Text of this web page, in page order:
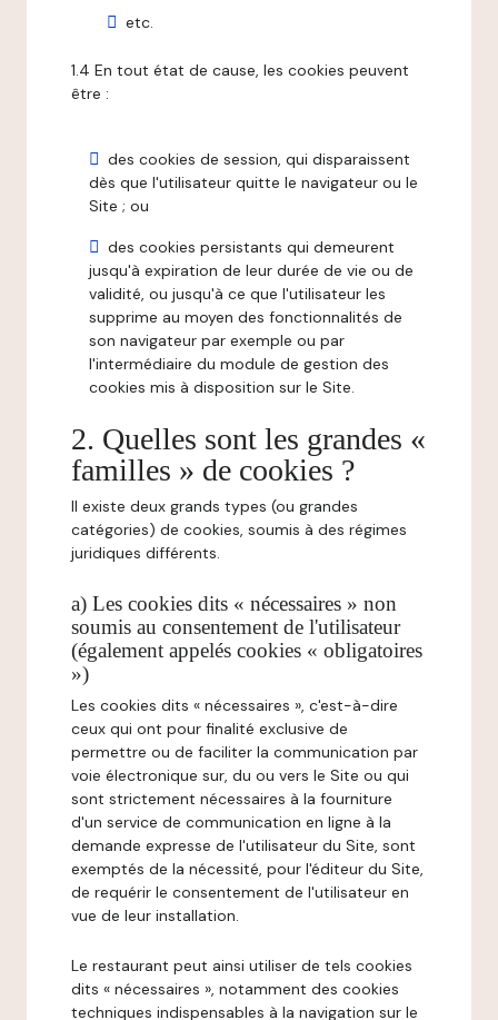
etc.
1.4 En tout état de cause, les cookies peuvent
être :
des cookies de session, qui disparaissent
dès que l'utilisateur quitte le navigateur ou le
Site ; ou
des cookies persistants qui demeurent
jusqu'à expiration de leur durée de vie ou de
validité, ou jusqu'à ce que l'utilisateur les
supprime au moyen des fonctionnalités de
son navigateur par exemple ou par
l'intermédiaire du module de gestion des
cookies mis à disposition sur le Site.
2. Quelles sont les grandes «
familles » de cookies ?
Il existe deux grands types (ou grandes
catégories) de cookies, soumis à des régimes
juridiques différents.
a) Les cookies dits « nécessaires » non
soumis au consentement de l'utilisateur
(également appelés cookies « obligatoires
»)
Les cookies dits « nécessaires », c'est-à-dire
ceux qui ont pour finalité exclusive de
permettre ou de faciliter la communication par
voie électronique sur, du ou vers le Site ou qui
sont strictement nécessaires à la fourniture
d'un service de communication en ligne à la
demande expresse de l'utilisateur du Site, sont
exemptés de la nécessité, pour l'éditeur du Site,
de requérir le consentement de l'utilisateur en
vue de leur installation.
Le restaurant peut ainsi utiliser de tels cookies
dits « nécessaires », notamment des cookies
techniques indispensables à la navigation sur le